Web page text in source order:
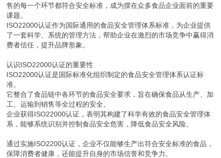
售的每一个环节都符合安全标准，成为摆在众多食品企业面前的重要
课题。
ISO22000认证作为国际通用的食品安全管理体系标准，为企业提供
了一套科学、系统的管理方法，帮助企业在激烈的市场竞争中赢得消
费者信任，提升品牌形象。
认识ISO22000认证的重要性
ISO22000认证是国际标准化组织制定的食品安全管理体系认证标
准。
它整合了食品链中各环节的食品安全要求，旨在确保食品从生产、加
工、运输到销售等全过程的安全。
企业获得ISO22000认证，表明其构建了科学有效的食品安全管理体
系，能够系统识别并控制食品安全危害，降低食品安全风险。
通过实施ISO2200认证，企业不仅能够生产出符合安全标准的食品，
保障消费者健康，还能提升自身的市场信誉和竞争力。